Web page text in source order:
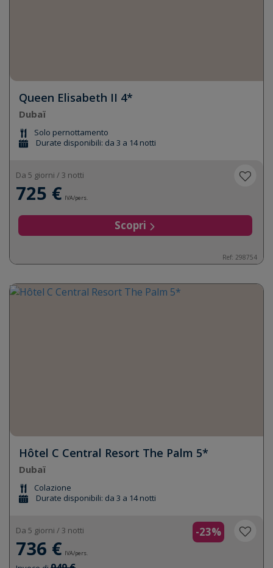
Queen Elisabeth II 4*
Dubaï
Solo pernottamento
Durate disponibili: da 3 a 14 notti
Da 5 giorni / 3 notti
725 € IVA/pers.
Scopri
Ref: 298754
Hôtel C Central Resort The Palm 5*
Dubaï
Colazione
Durate disponibili: da 3 a 14 notti
-23%
Da 5 giorni / 3 notti
736 € IVA/pers.